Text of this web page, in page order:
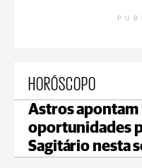
HORÓSCOPO
Astros apontam
oportunidades
Sagitário nesta